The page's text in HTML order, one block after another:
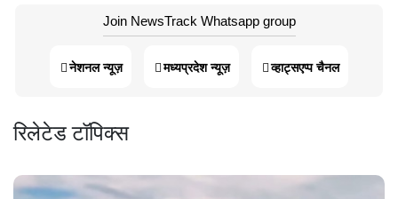
Join NewsTrack Whatsapp group
नेशनल न्यूज़ मध्यप्रदेश न्यूज़ व्हाट्सएप्प चैनल
रिलेटेड टॉपिक्स